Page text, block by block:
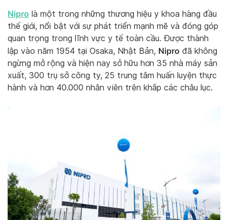
Nipro là một trong những thương hiệu y khoa hàng đầu
thế giới, nổi bật với sự phát triển mạnh mẽ và đóng góp
quan trọng trong lĩnh vực y tế toàn cầu. Được thành
lập vào năm 1954 tại Osaka, Nhật Bản, Nipro đã không
ngừng mở rộng và hiện nay sở hữu hơn 35 nhà máy sản
xuất, 300 trụ sở công ty, 25 trung tâm huấn luyện thực
hành và hơn 40.000 nhân viên trên khắp các châu lục.